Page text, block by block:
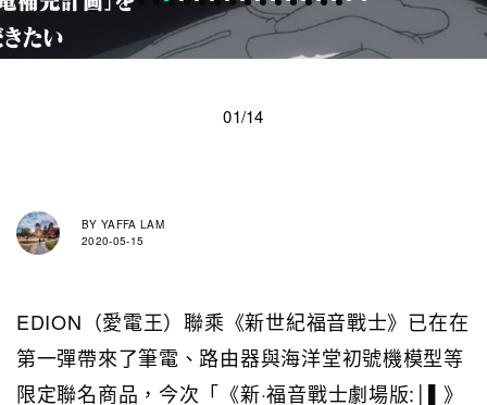
01/14
BY YAFFA LAM
2020-05-15
EDION（愛電王）聯乘《新世紀福音戰士》已在在
第一彈帶來了筆電、路由器與海洋堂初號機模型等
限定聯名商品，今次「《新·福音戰士劇場版:│▌》